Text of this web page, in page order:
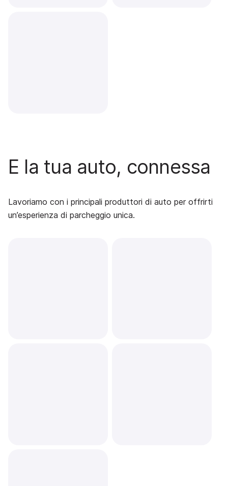
E la tua auto, connessa
Lavoriamo con i principali produttori di auto per offrirti
un’esperienza di parcheggio unica.